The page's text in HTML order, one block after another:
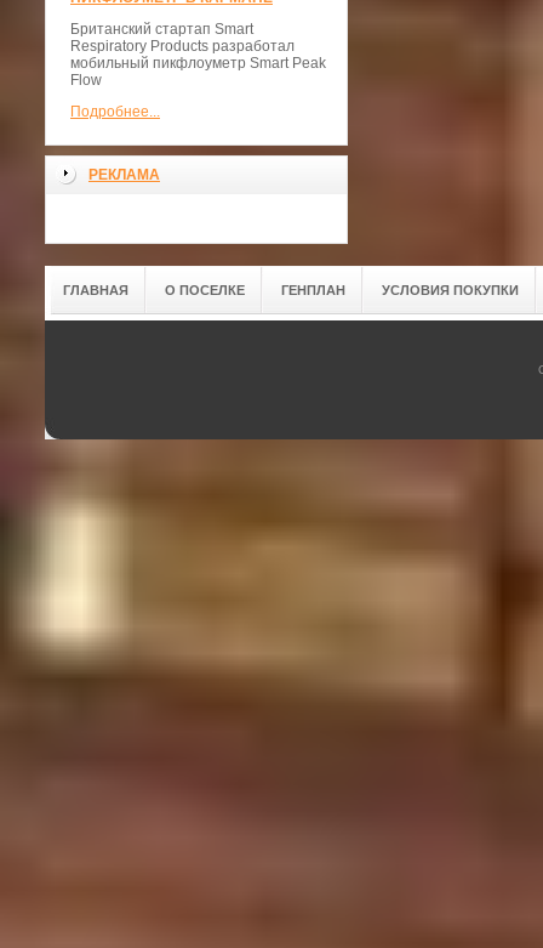
Британский стартап Smart
Respiratory Products разработал
мобильный пикфлоуметр Smart Peak
Flow
Подробнее...
РЕКЛАМА
ГЛАВНАЯ О ПОСЕЛКЕ ГЕНПЛАН УСЛОВИЯ ПОКУПКИ